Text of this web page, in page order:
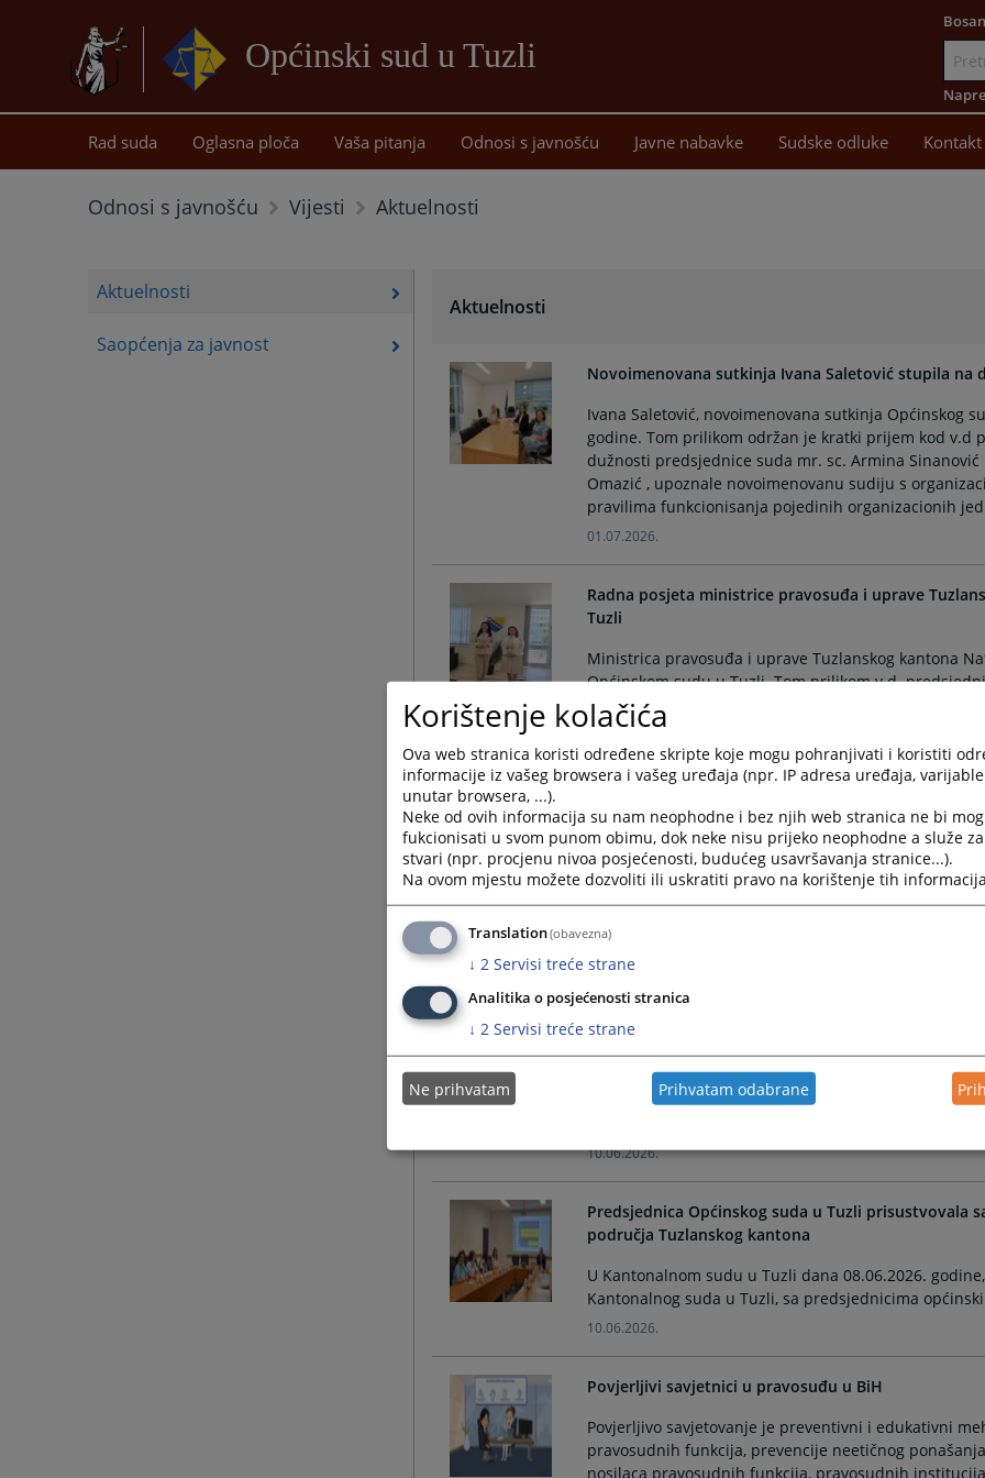
Općinski sud u Tuzli
sadržaj
Rad suda Oglasna ploča Vaša pitanja Odnosi s javnošću Javne nabavke Sudske odluke Kontakt
Odnosi s javnošću Vijesti Aktuelnosti
Aktuelnosti
Saopćenja za javnost
Aktuelnosti
Novoimenovana sutkinja Ivana Saletović stupila na
Ivana Saletović, novoimenovana sutkinja Općinskog
godine. Tom prilikom održan je kratki prijem kod v.d
dužnosti predsjednice suda mr. sc. Armina
Omazić , upoznale novoimenovanu sudiju s
pravilima funkcionisanja pojedinih organizacionih
01.07.2026.
Radna posjeta ministrice pravosuđa i uprave
Tuzli
Ministrica pravosuđa i uprave Tuzlanskog kantona
Općinskom sudu u Tuzli. Tom prilikom v.d.
Sidik Hasanović.
Održan sastanak sa mentorisanim sudovima u
odgovornosti sudija i tužilaca u BiH - ICEA III
U Općinskom sudu u Tuzli dana 11.06.2026.godine,
koji su u prvoj fazi implementacije novog modela
sudovima. Sastanku su pored predstavnika mentor
Orašju i Osnovnog suda Brko Distrikt.
11.06.2026.
Upitnik rodne ravnopravnosti, rodne diskriminacije
Kako bi jačali sisteme, mehanizme i instrumente za
partnerstvo, Općinski sud na osnovu Akcionog
ravnopravnosti u pravosuđu Bosne i Hercegovine
10.06.2026.
Predsjednica Općinskog suda u Tuzli prisustvovala
područja Tuzlanskog kantona
U Kantonalnom sudu u Tuzli dana 08.06.2026.
Kantonalnog suda u Tuzli, sa predsjednicima
10.06.2026.
Povjerljivi savjetnici u pravosuđu u BiH
Povjerljivo savjetovanje je preventivni i edukativni
pravosudnih funkcija, prevencije neetičnog
nosilaca pravosudnih funkcija, pravosudnih
Korištenje kolačića
Ova web stranica koristi određene skripte koje mogu pohranjivati i koristiti
informacije iz vašeg browsera i vašeg uređaja (npr. IP adresa uređaja,
unutar browsera, ...).
Neke od ovih informacija su nam neophodne i bez njih web stranica ne bi
fukcionisati u svom punom obimu, dok neke nisu prijeko neophodne a služe
stvari (npr. procjenu nivoa posjećenosti, budućeg usavršavanja stranice...).
Na ovom mjestu možete dozvoliti ili uskratiti pravo na korištenje tih
Translation(obavezna)
↓ 2 Servisi treće strane
Analitika o posjećenosti stranica
↓ 2 Servisi treće strane
Ne prihvatam Prihvatam odabrane